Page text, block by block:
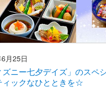
月25日
ズニー七夕デイズ」のスペ
ィックなひとときを☆